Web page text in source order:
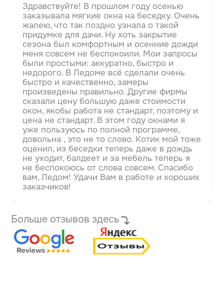
Здравствуйте! В прошлом году осенью
заказывала мягкие окна на беседку. Очень
жалею, что так поздно узнала о такой
придумке для дачи. Ну хоть закрытие
сезона был комфортным и осенние дожди
меня совсем не беспокоили. Мои запросы
были простыми: аккуратно, быстро и
недорого. В Ледоме всё сделали очень
быстро и качественно, замеры
произведены правильно. Другие фирмы
сказали цену большую даже стоимости
окон, якобы работа не стандарт, поэтому и
цена не стандарт. В этом году окнами я
уже пользуюсь по полной программе,
довольна , это не то слово. Котик мой тоже
оценил, из беседки теперь даже в дождь
не уходит, балдеет и за мебель теперь я
не беспокоюсь от слова совсем. Спасибо
вам, Ледом! Удачи Вам в работе и хороших
заказчиков!
Больше отзывов здесь